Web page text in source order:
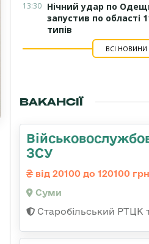
13:30 Нічний удар по
запустив по області
типів
ВСІ НОВИНИ
ВАКАНСІЇ
ЗСУ
від 20100 до 120100 грн
Суми
Старобільський РТЦК